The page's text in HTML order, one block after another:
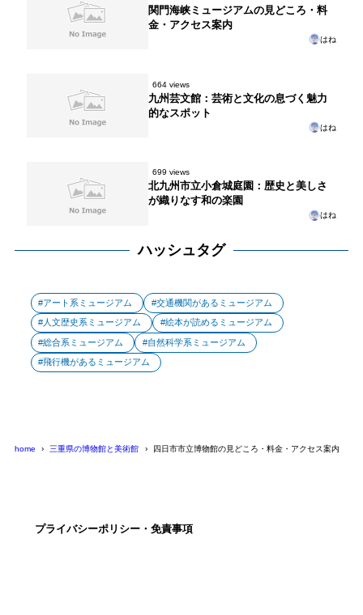
関門海峡ミュージアムの見どころ・料
金・アクセス案内
はね
664 views
九州芸文館：芸術と文化の息づく魅力
的なスポット
はね
699 views
北九州市立小倉城庭園：歴史と美しさ
が織りなす和の楽園
はね
ハッシュタグ
アート系ミュージアム 交通機関があるミュージアム
人文歴史系ミュージアム 絵本が読めるミュージアム
総合系ミュージアム 自然科学系ミュージアム
飛行機があるミュージアム
home 三重県の博物館と美術館 四日市市立博物館の見どころ・料金・アクセス案内
プライバシーポリシー・免責事項